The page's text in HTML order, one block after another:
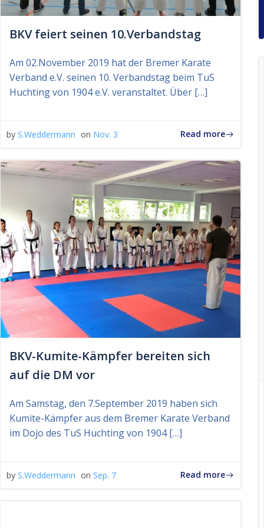
BKV feiert seinen 10.Verbandstag
Am 02.November 2019 hat der Bremer Karate
Verband e.V. seinen 10. Verbandstag beim TuS
Huchting von 1904 e.V. veranstaltet. Über […]
by S.Weddermann on Nov. 3 Read more
BKV-Kumite-Kämpfer bereiten sich
auf die DM vor
Am Samstag, den 7.September 2019 haben sich
Kumite-Kämpfer aus dem Bremer Karate Verband
im Dojo des TuS Huchting von 1904 […]
by S.Weddermann on Sep. 7 Read more